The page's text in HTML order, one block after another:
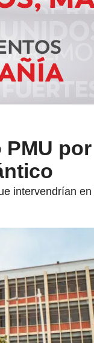
intervendrían